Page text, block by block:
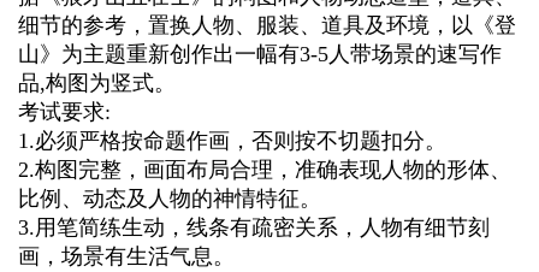
细节的参考，置换人物、服装、道具及环境，以《登
山》为主题重新创作出一幅有3-5人带场景的速写作
品,构图为竖式。
考试要求:
1.必须严格按命题作画，否则按不切题扣分。
2.构图完整，画面布局合理，准确表现人物的形体、
比例、动态及人物的神情特征。
3.用笔简练生动，线条有疏密关系，人物有细节刻
画，场景有生活气息。